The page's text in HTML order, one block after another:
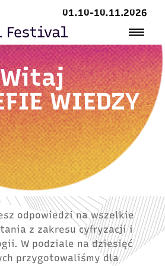
01.10-10.11.2026
Witaj
WIEDZY
odpowiedzi na wszelkie
z zakresu cyfryzacji i
W podziale na dziesięć
przygotowaliśmy dla